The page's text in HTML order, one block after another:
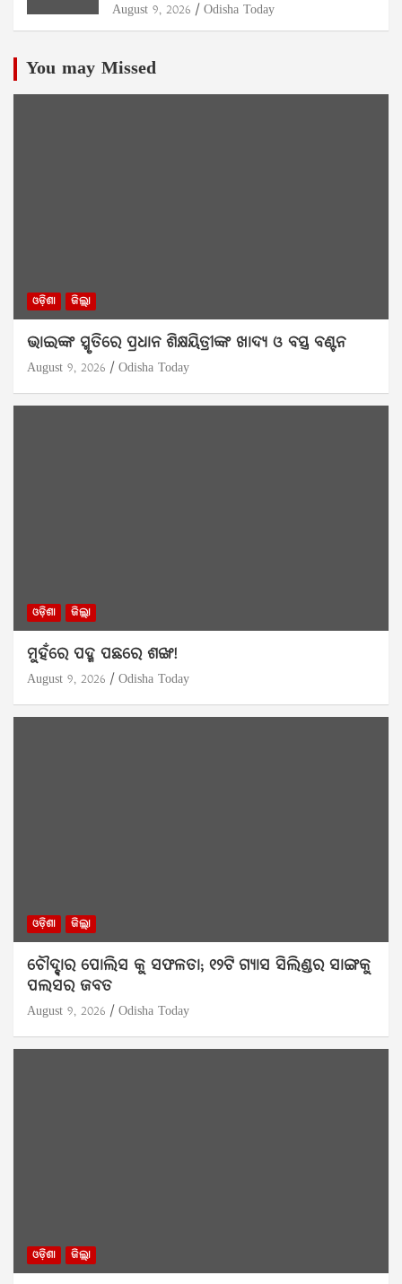
August 9, 2026 Odisha Today
You may Missed
ଓଡ଼ିଶା ଜିଲ୍ଲା
ଭାଇଙ୍କ ସ୍ମୃତିରେ ପ୍ରଧାନ ଶିକ୍ଷୟିତ୍ରୀଙ୍କ ଖାଦ୍ୟ ଓ ବସ୍ତ୍ର ବଣ୍ଟନ
August 9, 2026 Odisha Today
ଓଡ଼ିଶା ଜିଲ୍ଲା
ମୁହଁରେ ପଦ୍ମ ପଛରେ ଶଙ୍ଖ!
August 9, 2026 Odisha Today
ଓଡ଼ିଶା ଜିଲ୍ଲା
ଚୌଦ୍ଵାର ପୋଲିସ କୁ ସଫଳତା; ୧୨ଟି ଗ୍ୟାସ ସିଲିଣ୍ଡର ସାଙ୍ଗକୁ
ପଲସର ଜବତ
August 9, 2026 Odisha Today
ଓଡ଼ିଶା ଜିଲ୍ଲା